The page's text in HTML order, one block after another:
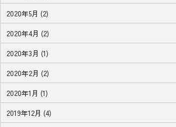
2020年5月 (2)
2020年4月 (2)
2020年3月 (1)
2020年2月 (2)
2020年1月 (1)
2019年12月 (4)